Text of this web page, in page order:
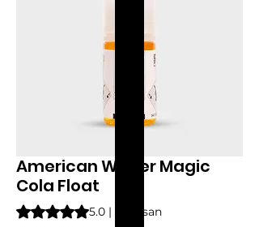
American Winter Magic
Cola Float
Peringkat adalah 5.0 dari lima bintang
5.0 | 6 ulasan